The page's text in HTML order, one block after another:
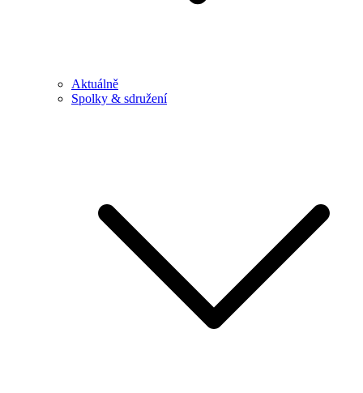
Aktuálně
Spolky & sdružení